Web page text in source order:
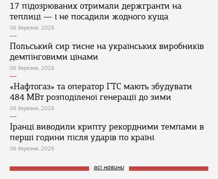
17 підозрюваних отримали держгранти на
теплиці — і не посадили жодного куща
06 березня, 2026
Польський сир тисне на українських виробників
демпінговими цінами
06 березня, 2026
«Нафтогаз» та оператор ГТС мають збудувати
484 МВт розподіленої генерації до зими
06 березня, 2026
Іранці виводили крипту рекордними темпами в
перші години після ударів по країні
06 березня, 2026
всі новини